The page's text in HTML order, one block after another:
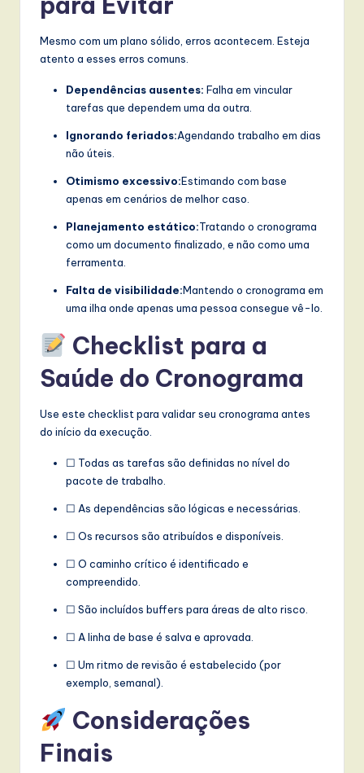
Mesmo com um plano sólido, erros acontecem. Esteja
atento a esses erros comuns.
Dependências ausentes: Falha em vincular
tarefas que dependem uma da outra.
Ignorando feriados:Agendando trabalho em dias
não úteis.
Otimismo excessivo:Estimando com base
apenas em cenários de melhor caso.
Planejamento estático:Tratando o cronograma
como um documento finalizado, e não como uma
ferramenta.
Falta de visibilidade:Mantendo o cronograma em
uma ilha onde apenas uma pessoa consegue vê-lo.
Checklist para a
Saúde do Cronograma
Use este checklist para validar seu cronograma antes
do início da execução.
☐ Todas as tarefas são definidas no nível do
pacote de trabalho.
☐ As dependências são lógicas e necessárias.
☐ Os recursos são atribuídos e disponíveis.
☐ O caminho crítico é identificado e
compreendido.
☐ São incluídos buffers para áreas de alto risco.
☐ A linha de base é salva e aprovada.
☐ Um ritmo de revisão é estabelecido (por
exemplo, semanal).
Considerações
Finais